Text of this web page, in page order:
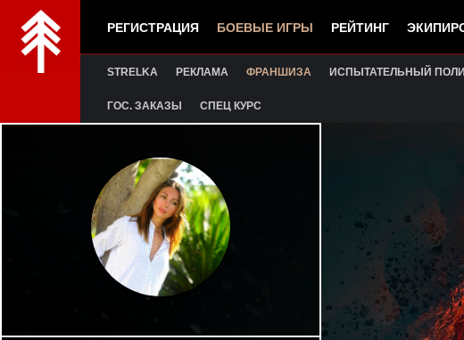
РЕГИСТРАЦИЯ БОЕВЫЕ ИГРЫ РЕЙТИНГ
STRELKA РЕКЛАМА ФРАНШИЗА ИСПЫТАТЕЛЬНЫЙ
ГОС. ЗАКАЗЫ СПЕЦ КУРС